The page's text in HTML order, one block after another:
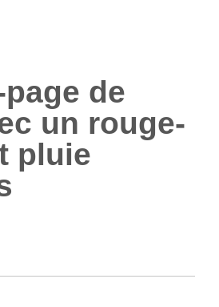
de
un rouge-
pluie